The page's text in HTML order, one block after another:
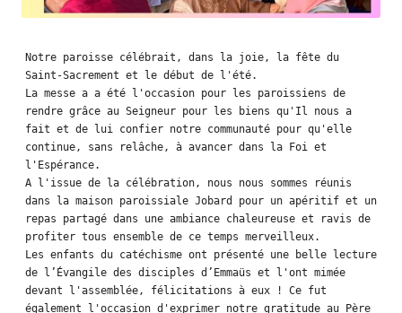
H
a
u
t
s
d
u
S
u
z
Notre paroisse célébrait, dans la joie, la fête du
Saint-Sacrement et le début de l'été.
La messe a a été l'occasion pour les paroissiens de
rendre grâce au Seigneur pour les biens qu'Il nous a
fait et de lui confier notre communauté pour qu'elle
continue, sans relâche, à avancer dans la Foi et
l'Espérance.
A l'issue de la célébration, nous nous sommes réunis
dans la maison paroissiale Jobard pour un apéritif et un
repas partagé dans une ambiance chaleureuse et ravis de
profiter tous ensemble de ce temps merveilleux.
Les enfants du catéchisme ont présenté une belle lecture
de l’Évangile des disciples d’Emmaüs et l'ont mimée
devant l'assemblée, félicitations à eux ! Ce fut
également l'occasion d'exprimer notre gratitude au Père